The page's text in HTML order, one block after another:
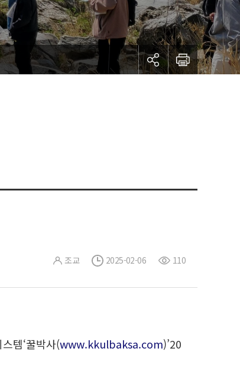
조교 2025-02-06 110
템‘꿀박사(www.kkulbaksa.com)’20